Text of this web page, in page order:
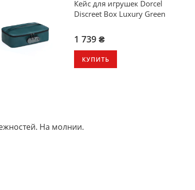
Кейс для игрушек Dorcel
Discreet Вox Luxury Green
1 739 ₴
КУПИТЬ
На молнии.